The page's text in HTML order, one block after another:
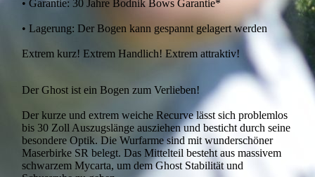
• Garantie: 30 Jahre Bodnik Bows Garantie*
• Lagerung: Der Bogen kann gespannt gelagert werden
Extrem kurz! Extrem Handlich! Extrem attraktiv!
Der Ghost ist ein Bogen zum Verlieben!
Der kurze und extrem weiche Recurve lässt sich problemlos
bis 30 Zoll Auszugslänge ausziehen und besticht durch seine
besondere Optik. Die Wurfarme sind mit wunderschöner
Maserbirke SR belegt. Das Mittelteil besteht aus massivem
schwarzem Mycarta, um dem Ghost Stabilität und